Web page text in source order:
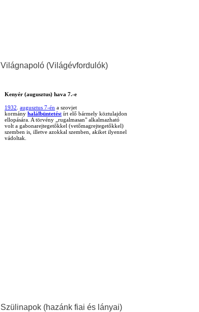
Világnapoló (Világévfordulók)
Szülinapok (hazánk fiai és lányai)